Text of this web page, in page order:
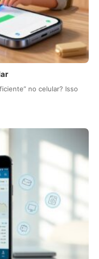
no celular? Isso